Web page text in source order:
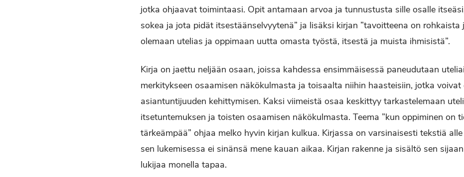
jotka ohjaavat toimintaasi. Opit antamaan arvoa ja tunnustusta sille osalle
sokea ja jota pidät itsestäänselvyytenä” ja lisäksi kirjan ”tavoitteena on rohkaista
olemaan utelias ja oppimaan uutta omasta työstä, itsestä ja muista ihmisistä”.
Kirja on jaettu neljään osaan, joissa kahdessa ensimmäisessä paneudutaan
merkitykseen osaamisen näkökulmasta ja toisaalta niihin haasteisiin, jotka voivat
asiantuntijuuden kehittymisen. Kaksi viimeistä osaa keskittyy tarkastelemaan
itsetuntemuksen ja toisten osaamisen näkökulmasta. Teema ”kun oppiminen on
tärkeämpää” ohjaa melko hyvin kirjan kulkua. Kirjassa on varsinaisesti tekstiä
sen lukemisessa ei sinänsä mene kauan aikaa. Kirjan rakenne ja sisältö sen
lukijaa monella tapaa.